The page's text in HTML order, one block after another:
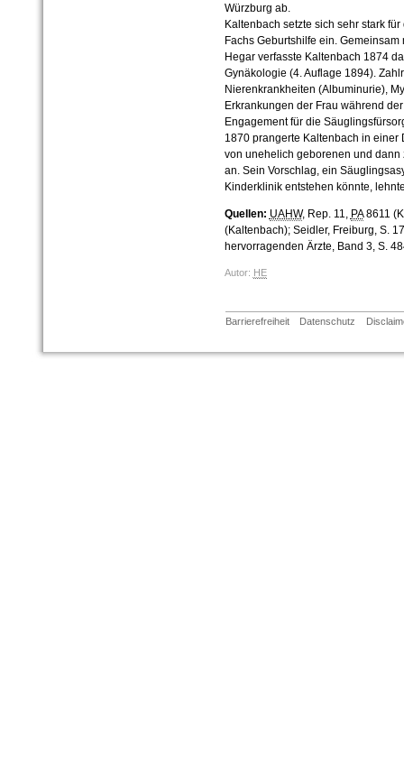
Würzburg ab.
Kaltenbach setzte sich sehr stark
Fachs Geburtshilfe ein.
Hegar verfasste Kaltenbach 1874
Gynäkologie (4. Auflage 1894).
Nierenkrankheiten (Albuminurie),
Erkrankungen der Frau während
Engagement für die
1870 prangerte Kaltenbach in
von unehelich geborenen und
an. Sein Vorschlag, ein
Kinderklinik entstehen könnte,
Quellen: UAHW, Rep. 11, PA8611
(Kaltenbach); Seidler, Freiburg, S.
hervorragenden Ärzte, Band 3, S.
Autor: HE
Barrierefreiheit Datenschutz